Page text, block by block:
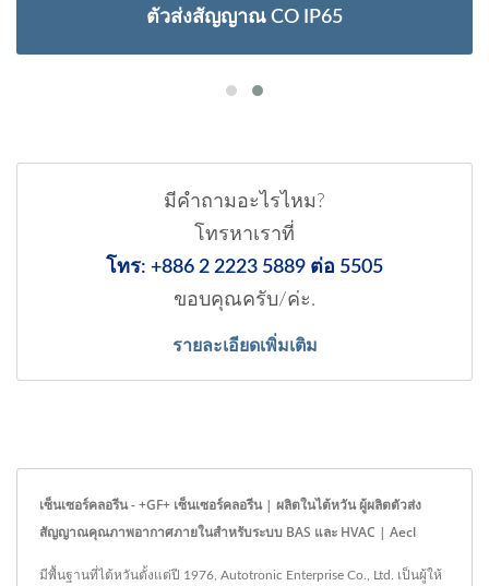
ตัวส่งสัญญาณ CO IP65
มีคำถามอะไรไหม?
โทรหาเราที่
โทร: +886 2 2223 5889 ต่อ 5505
ขอบคุณครับ/ค่ะ.
รายละเอียดเพิ่มเติม
เซ็นเซอร์คลอรีน - +GF+ เซ็นเซอร์คลอรีน | ผลิตในไต้หวัน ผู้ผลิตตัวส่ง
สัญญาณคุณภาพอากาศภายในสำหรับระบบ BAS และ HVAC | Aecl
มีพื้นฐานที่ไต้หวันตั้งแต่ปี 1976, Autotronic Enterprise Co., Ltd. เป็นผู้ให้